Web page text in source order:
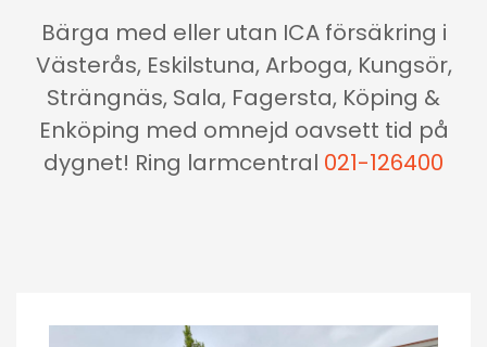
Bärga med eller utan ICA försäkring i
Västerås, Eskilstuna, Arboga, Kungsör,
Strängnäs, Sala, Fagersta, Köping &
Enköping med omnejd oavsett tid på
dygnet! Ring larmcentral 021-126400